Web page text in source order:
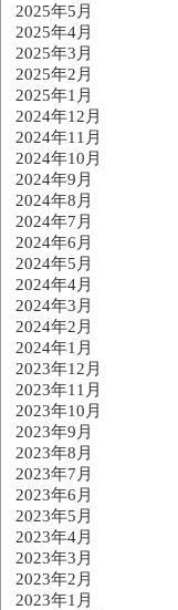
2025年5月
2025年4月
2025年3月
2025年2月
2025年1月
2024年12月
2024年11月
2024年10月
2024年9月
2024年8月
2024年7月
2024年6月
2024年5月
2024年4月
2024年3月
2024年2月
2024年1月
2023年12月
2023年11月
2023年10月
2023年9月
2023年8月
2023年7月
2023年6月
2023年5月
2023年4月
2023年3月
2023年2月
2023年1月